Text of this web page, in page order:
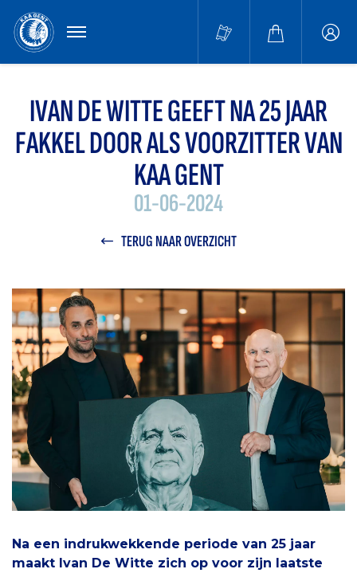
MENU
IVAN DE WITTE GEEFT NA 25 JAAR
FAKKEL DOOR ALS VOORZITTER VAN
KAA GENT
01-06-2024
TERUG NAAR OVERZICHT
Na een indrukwekkende periode van 25 jaar
maakt Ivan De Witte zich op voor zijn laatste